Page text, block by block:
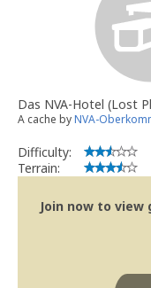
Das NVA-Hotel (Lost
A cache byNVA-
Difficulty:
Terrain:
Join now to